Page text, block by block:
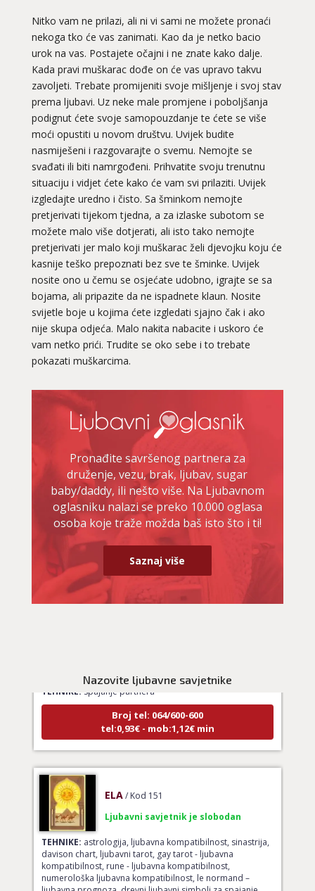
Nitko vam ne prilazi, ali ni vi sami ne možete pronaći
nekoga tko će vas zanimati. Kao da je netko bacio
urok na vas. Postajete očajni i ne znate kako dalje.
Kada pravi muškarac dođe on će vas upravo takvu
zavoljeti. Trebate promijeniti svoje mišljenje i svoj stav
prema ljubavi. Uz neke male promjene i poboljšanja
podignut ćete svoje samopouzdanje te ćete se više
moći opustiti u novom društvu. Uvijek budite
nasmiješeni i razgovarajte o svemu. Nemojte se
svađati ili biti namrgođeni. Prihvatite svoju trenutnu
situaciju i vidjet ćete kako će vam svi prilaziti. Uvijek
izgledajte uredno i čisto. Sa šminkom nemojte
pretjerivati tijekom tjedna, a za izlaske subotom se
možete malo više dotjerati, ali isto tako nemojte
pretjerivati jer malo koji muškarac želi djevojku koju će
kasnije teško prepoznati bez sve te šminke. Uvijek
nosite ono u čemu se osjećate udobno, igrajte se sa
bojama, ali pripazite da ne ispadnete klaun. Nosite
svijetle boje u kojima ćete izgledati sjajno čak i ako
nije skupa odjeća. Malo nakita nabacite i uskoro će
vam netko prići. Trudite se oko sebe i to trebate
pokazati muškarcima.
Pronađite savršenog partnera za
druženje, vezu, brak, ljubav, sugar
baby/daddy, ili nešto više. Na Ljubavnom
oglasniku nalazi se preko 10.000 oglasa
osoba koje traže možda baš isto što i ti!
Saznaj više
Nazovite ljubavne savjetnike
spajanje partnera
Broj tel: 064/600-600
tel:0,93€ - mob:1,12€ min
ELA / Kod 151
Ljubavni savjetnik je slobodan
TEHNIKE:astrologija, ljubavna kompatibilnost, sinastrija,
davison chart, ljubavni tarot, gay tarot - ljubavna
kompatibilnost, rune - ljubavna kompatibilnost,
numerološka ljubavna kompatibilnost, le normand –
ljubavna prognoza, drevni ljubavni simboli za spajanje